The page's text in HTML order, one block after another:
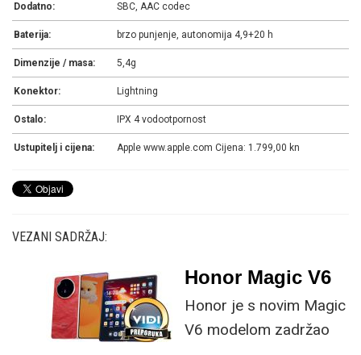
Dodatno: SBC, AAC codec
Baterija: brzo punjenje, autonomija 4,9+20 h
Dimenzije / masa: 5,4g
Konektor: Lightning
Ostalo: IPX 4 vodootpornost
Ustupitelj i cijena: Apple www.apple.com Cijena: 1.799,00 kn
VEZANI SADRŽAJ:
Honor Magic V6
Honor je s novim Magic
V6 modelom zadržao